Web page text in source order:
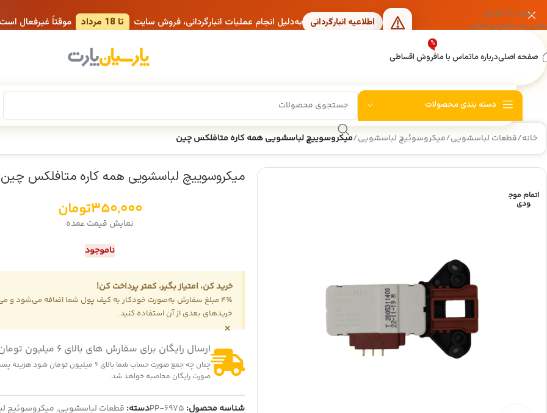
عبور به ناوبری
رفتن به محتوای اصلی
اطلاعیه انبارگردانی به‌دلیل انجام عملیات انبارگردانی، فروش سایت تا 18 مرداد موقتاً غیرفعال
صفحه اصلیدرباره ماتماس با مافروش اقساطی
%
دسته بندی محصولات
خانه/قطعات لباسشویی/میکروسوئیچ لباسشویی/میکروسوییچ لباسشویی همه کاره متافلکس چین
اتمام موج
ودی
میکروسوییچ لباسشویی همه کاره متافلکس چین
350,000تومان
نمایش قیمت عمده
ناموجود
خرید کن، امتیاز بگیر، کمتر پرداخت کن!
4٪ مبلغ سفارش به‌صورت خودکار به کیف پول شما اضافه می‌شود و
خریدهای بعدی از آن استفاده کنید.
×
ارسال رایگان برای سفارش های بالای 6 میلیون تومان
چنان چه جمع صورت حساب شما بالای 6 میلیون تومان
صورت رایگان محاصبه خواهد شد.
شناسه محصول: PP-6975دسته: قطعات لباسشویی, میکروسوئیچ
گیربکس پنکه پارس خزر چهار پیچ
نمایش قیمت عمده
-5%
نمایش قیمت عمده